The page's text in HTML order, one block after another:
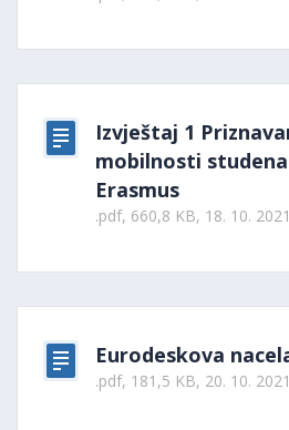
Izvještaj 1
mobilnosti
Erasmus
.pdf, 660,8 KB, 18. 10.
Eurodeskova
.pdf, 181,5 KB, 20. 10.